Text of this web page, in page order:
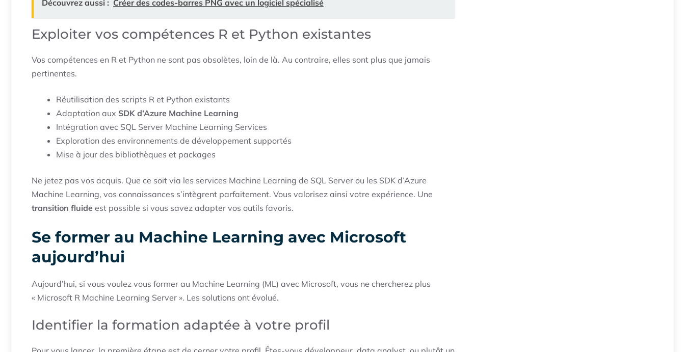
Découvrez aussi : Créer des codes-barres PNG avec un logiciel spécialisé
Exploiter vos compétences R et Python existantes
Vos compétences en R et Python ne sont pas obsolètes, loin de là. Au contraire, elles sont plus que jamais
pertinentes.
Réutilisation des scripts R et Python existants
Adaptation aux SDK d’Azure Machine Learning
Intégration avec SQL Server Machine Learning Services
Exploration des environnements de développement supportés
Mise à jour des bibliothèques et packages
Ne jetez pas vos acquis. Que ce soit via les services Machine Learning de SQL Server ou les SDK d’Azure
Machine Learning, vos connaissances s’intègrent parfaitement. Vous valorisez ainsi votre expérience. Une
transition fluide est possible si vous savez adapter vos outils favoris.
Se former au Machine Learning avec Microsoft
aujourd’hui
Aujourd’hui, si vous voulez vous former au Machine Learning (ML) avec Microsoft, vous ne chercherez plus
« Microsoft R Machine Learning Server ». Les solutions ont évolué.
Identifier la formation adaptée à votre profil